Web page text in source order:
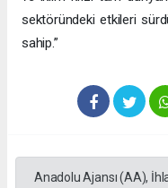
sektöründeki etkileri
sahip.”
Anadolu Ajansı (AA),